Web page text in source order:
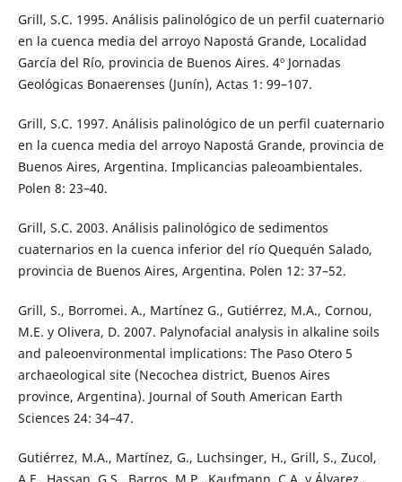
Grill, S.C. 1995. Análisis palinológico de un perfil cuaternario
en la cuenca media del arroyo Napostá Grande, Localidad
García del Río, provincia de Buenos Aires. 4º Jornadas
Geológicas Bonaerenses (Junín), Actas 1: 99–107.
Grill, S.C. 1997. Análisis palinológico de un perfil cuaternario
en la cuenca media del arroyo Napostá Grande, provincia de
Buenos Aires, Argentina. Implicancias paleoambientales.
Polen 8: 23–40.
Grill, S.C. 2003. Análisis palinológico de sedimentos
cuaternarios en la cuenca inferior del río Quequén Salado,
provincia de Buenos Aires, Argentina. Polen 12: 37–52.
Grill, S., Borromei. A., Martínez G., Gutiérrez, M.A., Cornou,
M.E. y Olivera, D. 2007. Palynofacial analysis in alkaline soils
and paleoenvironmental implications: The Paso Otero 5
archaeological site (Necochea district, Buenos Aires
province, Argentina). Journal of South American Earth
Sciences 24: 34–47.
Gutiérrez, M.A., Martínez, G., Luchsinger, H., Grill, S., Zucol,
A.F., Hassan, G.S., Barros, M.P., Kaufmann, C.A. y Álvarez,